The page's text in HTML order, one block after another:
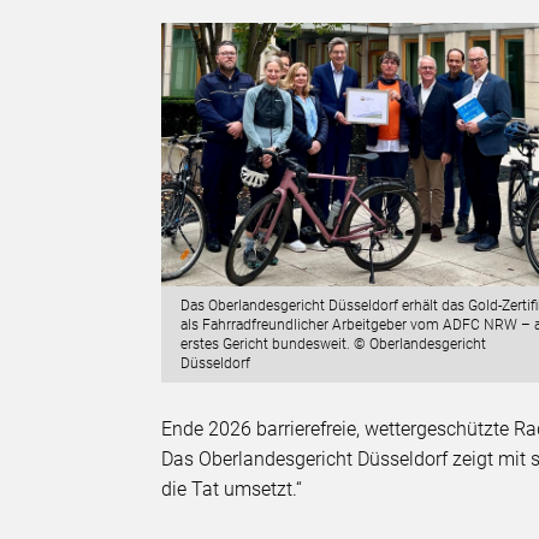
Das Oberlandesgericht Düsseldorf erhält das Gold-
als Fahrradfreundlicher Arbeitgeber vom ADFC NRW –
erstes Gericht bundesweit. © Oberlandesgericht
Düsseldorf
Ende 2026 barrierefreie, wettergeschützte
Das Oberlandesgericht Düsseldorf zeigt
die Tat umsetzt.“